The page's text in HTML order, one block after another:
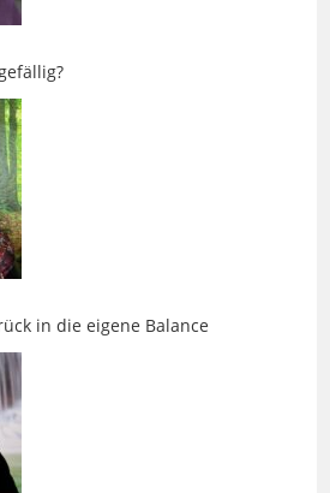
in die eigene Balance